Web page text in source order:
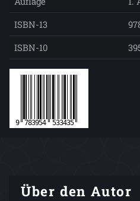
ISBN-13
ISBN-10
Über den Autor